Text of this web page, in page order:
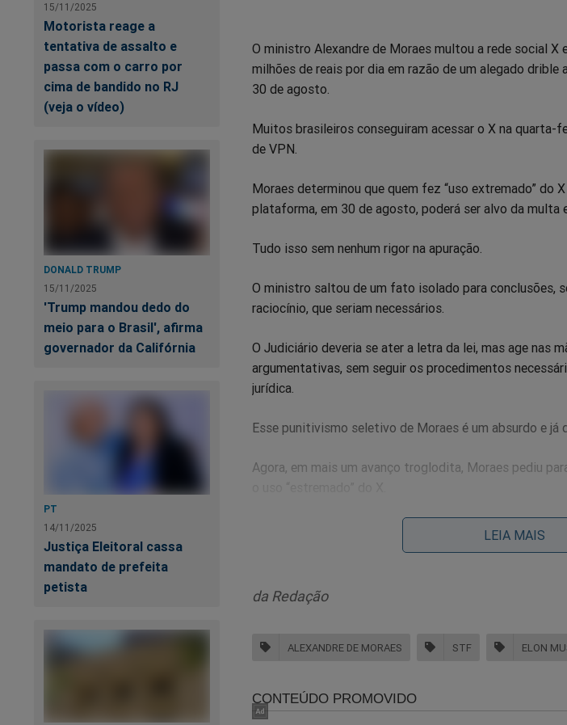
15/11/2025
Motorista reage a
tentativa de assalto e
passa com o carro por
cima de bandido no RJ
(veja o vídeo)
DONALD TRUMP
15/11/2025
'Trump mandou dedo do
meio para o Brasil', afirma
governador da Califórnia
PT
14/11/2025
Justiça Eleitoral cassa
mandato de prefeita
petista
no
Facebook
no
Whatsapp
no
no
no
no
O ministro Alexandre de Moraes multou a rede social X
milhões de reais por dia em razão de um alegado
30 de agosto.
Muitos brasileiros conseguiram acessar o X na quarta-
de VPN.
Moraes determinou que quem fez “uso extremado” do
plataforma, em 30 de agosto, poderá ser alvo da multa
Tudo isso sem nenhum rigor na apuração.
O ministro saltou de um fato isolado para conclusões,
raciocínio, que seriam necessários.
O Judiciário deveria se ater a letra da lei, mas age nas
argumentativas, sem seguir os procedimentos
jurídica.
Esse punitivismo seletivo de Moraes é um absurdo e já
Agora, em mais um avanço troglodita, Moraes pediu
Na realidade é ele quem faz o uso estremado do STF,
Por isso, a necessidade do Senado exercer a sua força,
LEIA MAIS
da Redação
ALEXANDRE DE MORAES STF ELON